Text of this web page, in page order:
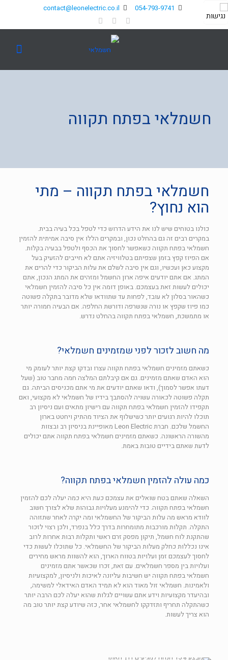
054-793-9741
contact@leonelectric.co.il
חשמלאי בפתח תקווה
חשמלאי בפתח תקווה – מתי
הוא נחוץ?
כולנו בטוחים שיש לנו את הידע הדרוש כדי לטפל בכל בעיה בבית.
במקרים רבים זה גם בהחלט נכון, ובמקרים הללו אין סיבה אמיתית להזמין
חשמלאי בפתח תקווה כשאפשר לחסוך את הכסף ולטפל בבעיה בקלות.
אם הפיוז קפץ בזמן שצפיתם בטלוויזיה אתם לא חייבים להזעיק בעל
מקצוע כאן ועכשיו, וגם אין סיבה לשלם את עלות הביקור כדי להרים את
המתג. אם אתם יודעים איפה ארון החשמל ומזהים את המתג הנכון, אתם
יכולים לעשות זאת בעצמכם. באופן דומה אין כל סיבה להזמין חשמלאי
כשהאור בסלון לא עובד, לפחות עד שתוודאו שלא מדובר בתקלה פשוטה
כמו פיוז שקפץ או נורה שנשרפה ודורשת החלפה. אם הבעיה חמורה יותר
או מתמשכת, חשמלאי בפתח תקווה בהחלט נדרש.
מה חשוב לזכור לפני שמזמינים חשמלאי?
כשאתם מזמינים חשמלאי בפתח תקווה עצרו ובדקו קצת יותר לעומק מי
הוא האדם שאתם מזמינים. גם אם קיבלתם המלצה חמה מחבר טוב (שעל
דעתו אפשר לסמוך), ודאו שאתם יודעים את מי אתם מכניסים הביתה. גם
תקלה פשוטה לכאורה עשויה להסתבך בידיו של חשמלאי לא מקצועי, ואם
תקפידו להזמין חשמלאי בפתח תקווה עם רישיון מתאים ועם ניסיון רב
תוכלו להיות רגועים יותר כשישלוף את הציוד מהתיק ויחטט בארון
החשמל שלכם. חברת Leon Electric מאופיינת בניסיון רב ובצוות
מהשורה הראשונה. כשאתם מזמינים חשמלאי בפתח תקווה אתם יכולים
לדעת שאתם בידיים טובות באמת.
כמה עולה להזמין חשמלאי בפתח תקווה?
השאלה שאתם בטח שואלים את עצמכם כעת היא כמה יעלה לכם להזמין
חשמלאי בפתח תקווה. כדי להימנע מעלויות גבוהות שלא לצורך חשוב
לוודא מראש מה עלות הביקור של החשמלאי ומה יקרה לאחר שתזוהה
התקלה. תקלות מורכבות מתומחרות בדרך כלל בנפרד, ולכן רצוי לזכור
שהתקנת לוח חשמל, תיקון מפסק זרם ראשי ותקלות רבות אחרות לרוב
אינו נכללות כחלק מעלות הביקור של החשמלאי. כל שתוכלו לעשות כדי
לחסוך לעצמכם זמן ועלויות בטווח הארוך, הוא להשוות מראש מחירים
ועלויות בין מספר חשמלאים. עם זאת, זכרו שכאשר אתם מזמינים
חשמלאי בפתח תקווה יש חשיבות עליונה לאיכות ולניסיון, למקצועיות
ולאמינות. חשמלאי זול מאוד הוא לא תמיד האדם האידאלי למשימה,
ובהיעדר מקצועיות וידע אתם עשויים לגלות שהוא יעלה לכם הרבה יותר
כשהתקלה תחריף ותזדקקו לחשמלאי אחר, כזה שיודע קצת יותר טוב מה
הוא צריך לעשות.